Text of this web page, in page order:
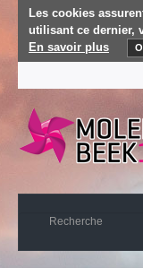
Les cookies
utilisant ce dernier,
En savoir plus